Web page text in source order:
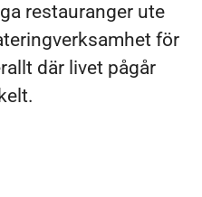
restauranger ute
för
där livet pågår